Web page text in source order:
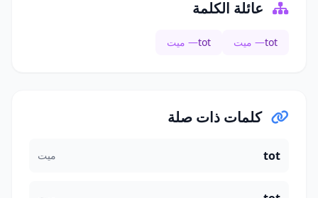
عائلة الكلمة
tot— ميت tot— ميت
كلمات ذات صلة
tot ميت